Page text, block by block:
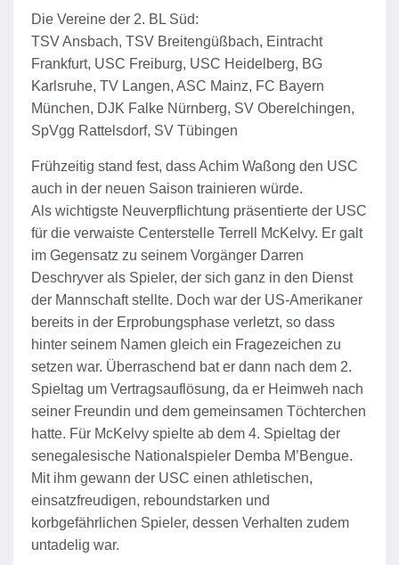
Die Vereine der 2. BL Süd:
TSV Ansbach, TSV Breitengüßbach, Eintracht
Frankfurt, USC Freiburg, USC Heidelberg, BG
Karlsruhe, TV Langen, ASC Mainz, FC Bayern
München, DJK Falke Nürnberg, SV Oberelchingen,
SpVgg Rattelsdorf, SV Tübingen
Frühzeitig stand fest, dass Achim Waßong den USC
auch in der neuen Saison trainieren würde.
Als wichtigste Neuverpflichtung präsentierte der USC
für die verwaiste Centerstelle Terrell McKelvy. Er galt
im Gegensatz zu seinem Vorgänger Darren
Deschryver als Spieler, der sich ganz in den Dienst
der Mannschaft stellte. Doch war der US-Amerikaner
bereits in der Erprobungsphase verletzt, so dass
hinter seinem Namen gleich ein Fragezeichen zu
setzen war. Überraschend bat er dann nach dem 2.
Spieltag um Vertragsauflösung, da er Heimweh nach
seiner Freundin und dem gemeinsamen Töchterchen
hatte. Für McKelvy spielte ab dem 4. Spieltag der
senegalesische Nationalspieler Demba M’Bengue.
Mit ihm gewann der USC einen athletischen,
einsatzfreudigen, reboundstarken und
korbgefährlichen Spieler, dessen Verhalten zudem
untadelig war.